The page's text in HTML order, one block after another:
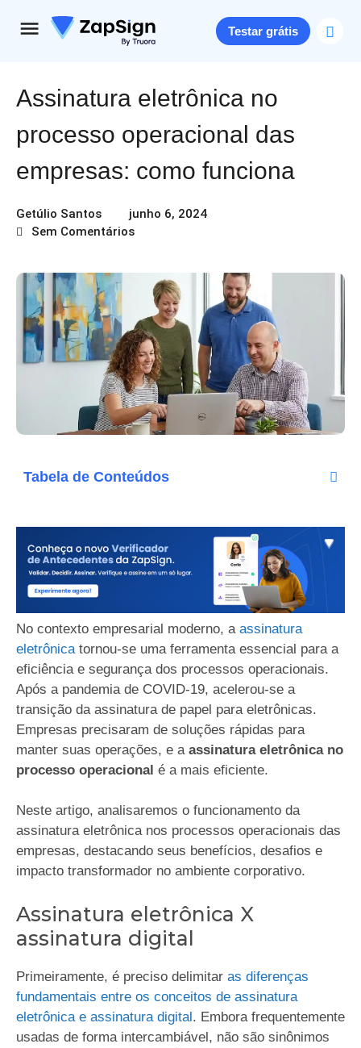
Testar grátis
Assinatura eletrônica no
processo operacional das
empresas: como funciona
Getúlio Santos
junho 6, 2024
Sem Comentários
Tabela de Conteúdos
No contexto empresarial moderno, a assinatura
eletrônica tornou-se uma ferramenta essencial para a
eficiência e segurança dos processos operacionais.
Após a pandemia de COVID-19, acelerou-se a
transição da assinatura de papel para eletrônicas.
Empresas precisaram de soluções rápidas para
manter suas operações, e a assinatura eletrônica no
processo operacional é a mais eficiente.
Neste artigo, analisaremos o funcionamento da
assinatura eletrônica nos processos operacionais das
empresas, destacando seus benefícios, desafios e
impacto transformador no ambiente corporativo.
Assinatura eletrônica X
assinatura digital
Primeiramente, é preciso delimitar as diferenças
fundamentais entre os conceitos de assinatura
eletrônica e assinatura digital. Embora frequentemente
usadas de forma intercambiável, não são sinônimos